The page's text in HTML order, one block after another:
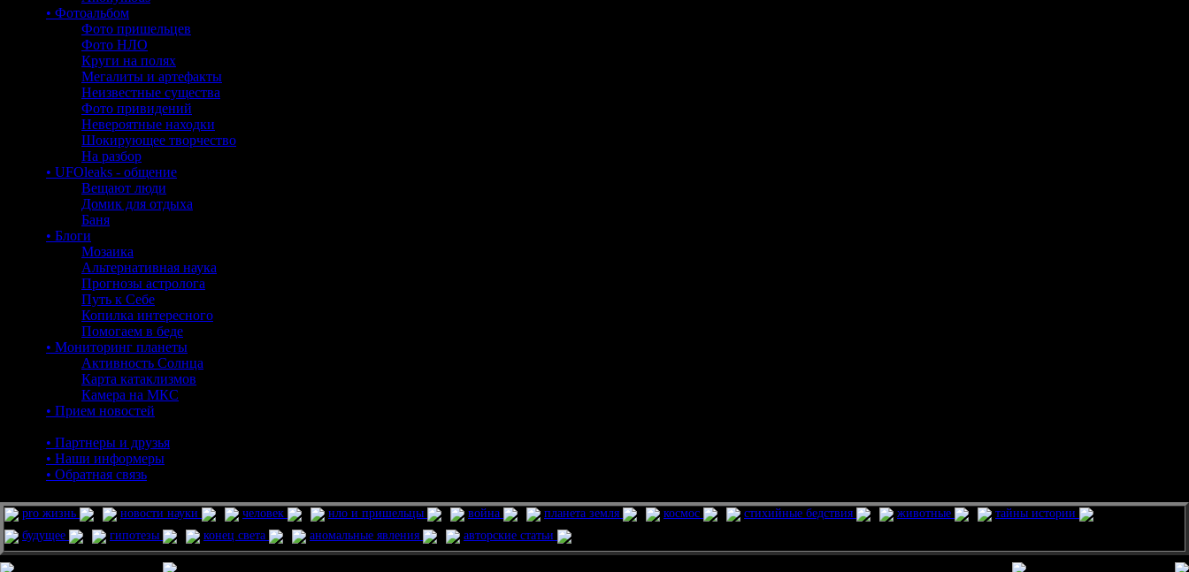
• Фотоальбом
Фото пришельцев
Фото НЛО
Круги на полях
Мегалиты и артефакты
Неизвестные существа
Фото привидений
Невероятные находки
Шокирующее творчество
На разбор
• UFOleaks - общение
Вещают люди
Домик для отдыха
Баня
• Блоги
Мозаика
Альтернативная наука
Прогнозы астролога
Путь к Себе
Копилка интересного
Помогаем в беде
• Мониторинг планеты
Активность Солнца
Карта катаклизмов
Камера на МКС
• Прием новостей
• Партнеры и друзья
• Наши информеры
• Обратная связь
pro жизнь новости науки человек нло и пришельцы война планета земля космос стихийные бедствия животные
тайны истории
будущее
гипотезы конец света аномальные явления авторские статьи